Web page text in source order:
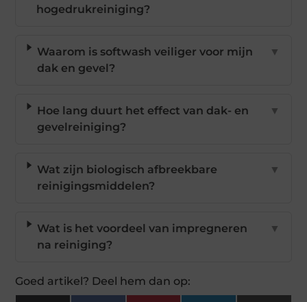
hogedrukreiniging?
Waarom is softwash veiliger voor mijn
dak en gevel?
▼
Hoe lang duurt het effect van dak- en
gevelreiniging?
▼
Wat zijn biologisch afbreekbare
reinigingsmiddelen?
▼
Wat is het voordeel van impregneren
na reiniging?
▼
Goed artikel? Deel hem dan op: